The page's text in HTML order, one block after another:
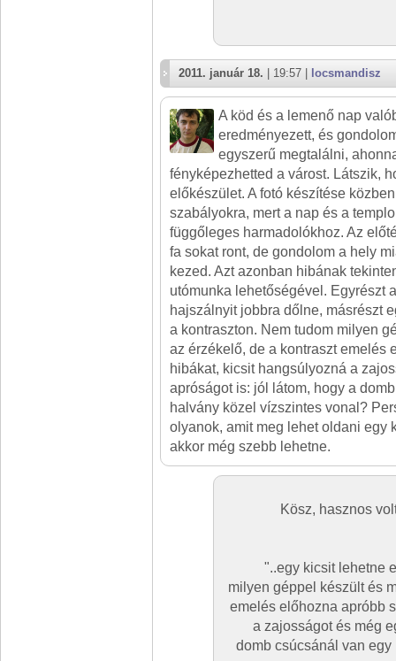
2011. január 18. | 19:57 | locsmandisz
A köd és a lemenő nap
eredményezett, és
egyszerű megtalálni,
fényképezhetted a várost. Látszik,
előkészület. A fotó készítése
szabályokra, mert a nap és a
függőleges harmadolókhoz. Az
fa sokat ront, de gondolom a hely
kezed. Azt azonban hibának
utómunka lehetőségével. Egyrészt
hajszálnyit jobbra dőlne, másrészt
a kontraszton. Nem tudom milyen
az érzékelő, de a kontraszt emelés
hibákat, kicsit hangsúlyozná a
apróságot is: jól látom, hogy a
halvány közel vízszintes vonal?
olyanok, amit meg lehet oldani egy
akkor még szebb lehetne.
Kösz, hasznos
"..egy kicsit lehetne
milyen géppel készült és
emelés előhozna apróbb
a zajosságot és még
domb csúcsánál van